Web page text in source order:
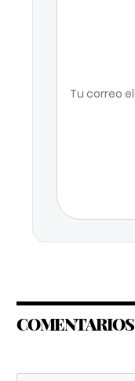
COMENTARIOS